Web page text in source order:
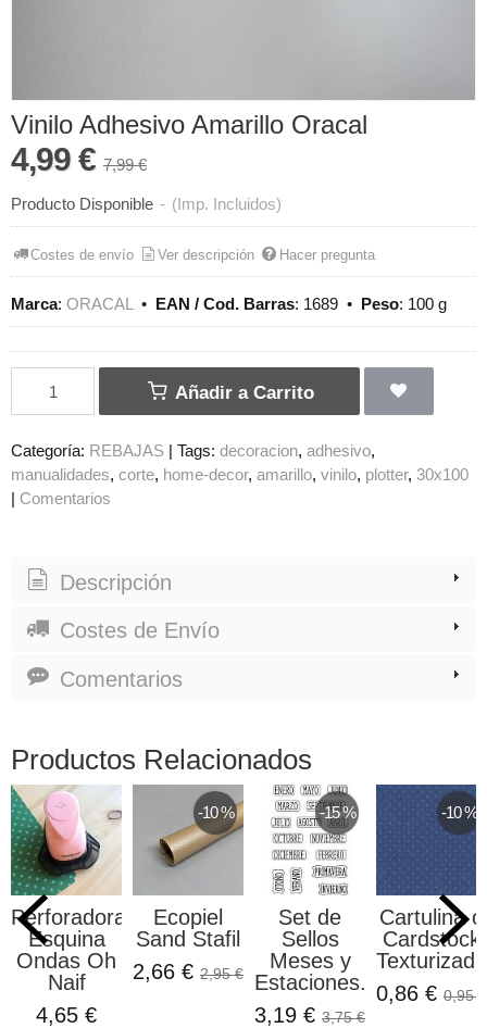
Vinilo Adhesivo Amarillo Oracal
4,99 € 7,99 €
Producto Disponible - (Imp. Incluidos)
Costes de envío Ver descripción Hacer pregunta
Marca: ORACAL• EAN / Cod. Barras: 1689 • Peso: 100 g
Añadir a Carrito
Categoría: REBAJAS Tags: decoracion adhesivo
manualidades corte home-decor amarillo vinilo plotter 30x100
Comentarios
Descripción
Costes de Envío
Comentarios
Productos Relacionados
Perforadora
Esquina
Ondas Oh
Naif
4,65 €
-10 %
Ecopiel
Sand Stafil
2,66 € 2,95 €
-15 %
Set de
Sellos
Meses y
Estaciones...
3,19 € 3,75 €
-10 %
Cartulina o
Cardstock
0,86 € 0,95 €